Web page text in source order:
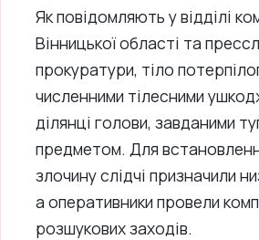
Як повідомляють у відділі
Вінницької області та
прокуратури, тіло
численними тілесними
ділянці голови, завданими
предметом. Для
злочину слідчі призначили
а оперативники провели
розшукових заходів.